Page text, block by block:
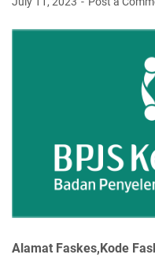
Alamat Faskes,Kode